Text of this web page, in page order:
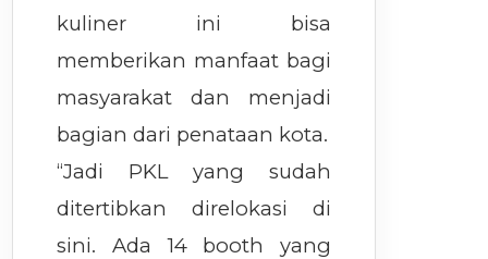
kuliner ini bisa
memberikan manfaat bagi
masyarakat dan menjadi
bagian dari penataan kota.
“Jadi PKL yang sudah
ditertibkan direlokasi di
sini. Ada 14 booth yang